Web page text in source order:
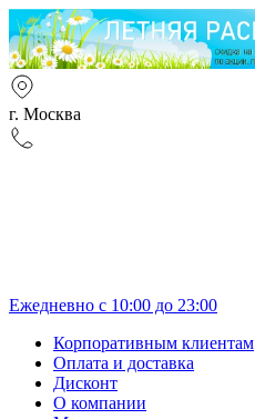
г. Москва
Ежедневно с 10:00 до 23:00
Корпоративным клиентам
Оплата и доставка
Дисконт
О компании